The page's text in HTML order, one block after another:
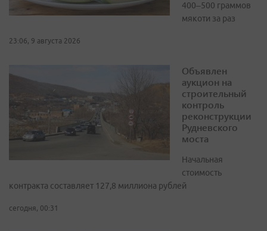
400–500 граммов
мякоти за раз
23:06, 9 августа 2026
Объявлен
аукцион на
строительный
контроль
реконструкции
Рудневского
моста
Начальная
стоимость
контракта составляет 127,8 миллиона рублей
сегодня, 00:31